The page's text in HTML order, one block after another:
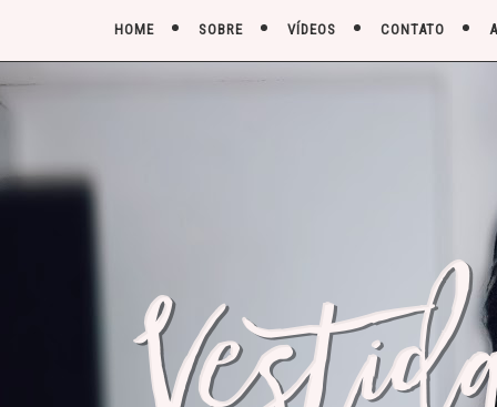
HOME SOBRE VÍDEOS CONTATO